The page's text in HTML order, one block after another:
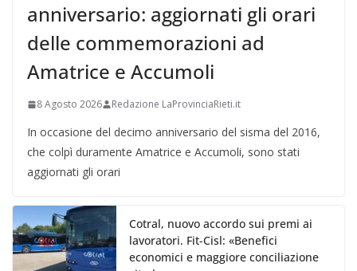
anniversario: aggiornati gli orari
delle commemorazioni ad
Amatrice e Accumoli
8 Agosto 2026 Redazione LaProvinciaRieti.it
In occasione del decimo anniversario del sisma del 2016,
che colpì duramente Amatrice e Accumoli, sono stati
aggiornati gli orari
Cotral, nuovo accordo sui premi ai
lavoratori. Fit-Cisl: «Benefici
economici e maggiore conciliazione